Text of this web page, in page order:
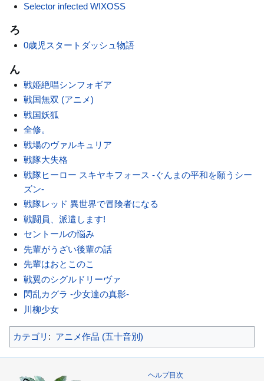
Selector infected WIXOSS
ろ
0歳児スタートダッシュ物語
ん
戦姫絶唱シンフォギア
戦国無双 (アニメ)
戦国妖狐
全修。
戦場のヴァルキュリア
戦隊大失格
戦隊ヒーロー スキヤキフォース -ぐんまの平和を願うシー
ズン-
戦隊レッド 異世界で冒険者になる
戦闘員、派遣します!
セントールの悩み
先輩がうざい後輩の話
先輩はおとこのこ
戦翼のシグルドリーヴァ
閃乱カグラ -少女達の真影-
川柳少女
カテゴリ : アニメ作品 (五十音別)
ヘルプ目次